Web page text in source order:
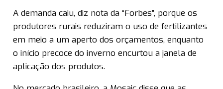
A demanda caiu, diz nota da “Forbes”, porque os
produtores rurais reduziram o uso de fertilizantes
em meio a um aperto dos orçamentos, enquanto
o início precoce do inverno encurtou a janela de
aplicação dos produtos.